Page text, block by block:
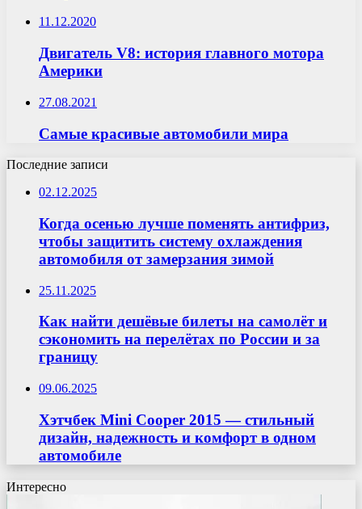
11.12.2020
Двигатель V8: история главного мотора
Америки
27.08.2021
Самые красивые автомобили мира
Последние записи
02.12.2025
Когда осенью лучше поменять антифриз,
чтобы защитить систему охлаждения
автомобиля от замерзания зимой
25.11.2025
Как найти дешёвые билеты на самолёт и
сэкономить на перелётах по России и за
границу
09.06.2025
Хэтчбек Mini Cooper 2015 — стильный
дизайн, надежность и комфорт в одном
автомобиле
Интересно